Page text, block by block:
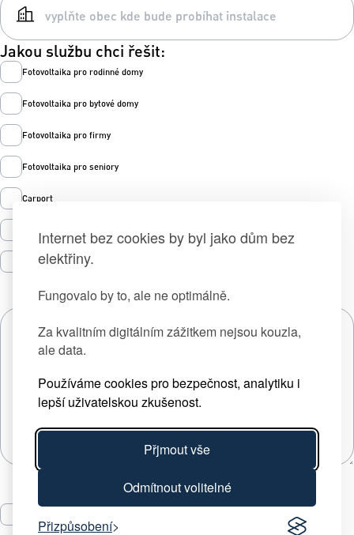
Internet bez cookies by byl jako dům bez
elektřiny.
Fungovalo by to, ale ne optimálně.
Za kvalitním digitálním zážitkem nejsou kouzla,
ale data.
Používáme cookies pro bezpečnost, analytiku i
lepší uživatelskou zkušenost.
Přjmout vše
Odmítnout volitelné
Přizpůsobení
Jakou službu chci řešit:
Fotovoltaika pro rodinné domy
Fotovoltaika pro bytové domy
Fotovoltaika pro firmy
Fotovoltaika pro seniory
Carport
Prodej zelené energie